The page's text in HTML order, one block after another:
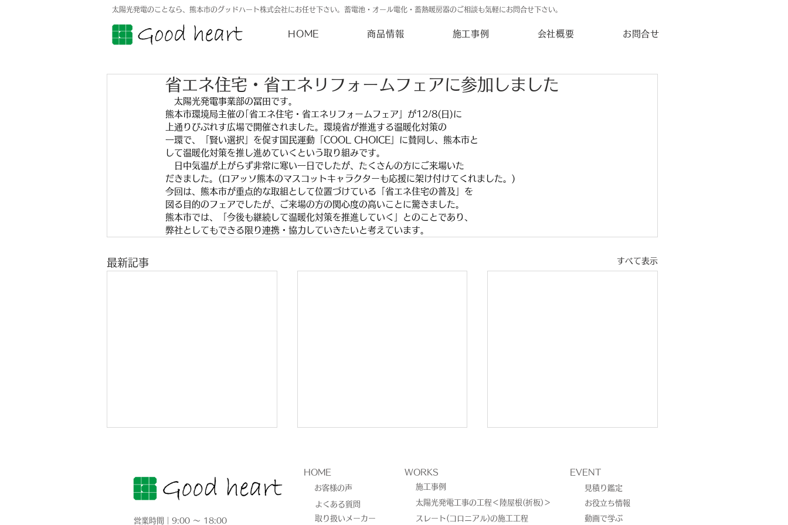
太陽光発電のことなら、熊本市のグッドハート株式会社にお任せ下さい。蓄電池・オール電化・蓄熱暖房器のご相談も気軽にお問合せ下さい。
HOME 商品情報 施工事例 会社概要 お問合せ
省エネ住宅・省エネリフォームフェアに参加しました
太陽光発電事業部の冨田です。
熊本市環境局主催の｢省エネ住宅・省エネリフォームフェア」が12/8(日)に
上通りびぷれす広場で開催されました。環境省が推進する温暖化対策の
一環で、「賢い選択」を促す国民運動「COOL CHOICE」に賛同し、熊本市と
して温暖化対策を推し進めていくという取り組みです。
日中気温が上がらず非常に寒い一日でしたが、たくさんの方にご来場いた
だきました。(ロアッソ熊本のマスコットキャラクターも応援に架け付けてくれました。)
今回は、熊本市が重点的な取組として位置づけている「省エネ住宅の普及」を
図る目的のフェアでしたが、ご来場の方の関心度の高いことに驚きました。
熊本市では、「今後も継続して温暖化対策を推進していく」とのことであり、
弊社としてもできる限り連携・協力していきたいと考えています。
最新記事 すべて表示
営業時間｜9:00 ～ 18:00
HOME
お客様の声
よくある質問
取り扱いメーカー
WORKS EVENT
施工事例
太陽光発電工事の工程＜陸屋根(折板)＞
スレート(コロニアル)の施工工程
見積り鑑定
お役立ち情報
動画で学ぶ